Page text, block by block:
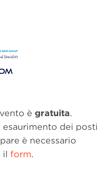
è gratuita.
dei posti
è necessario
il form.